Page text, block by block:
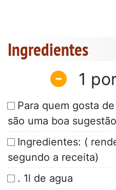
Ingredientes
1
Para quem gosta
são uma boa
Ingredientes: (
segundo a receita)
. 1l de agua